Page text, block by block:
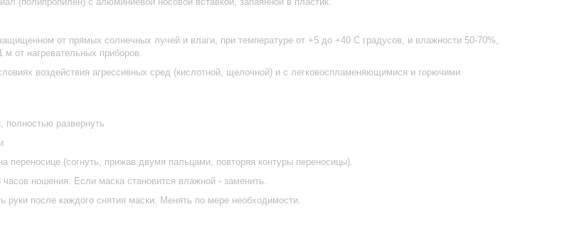
от прямых солнечных лучей и влаги, при температуре от +5 до +40 С градусов, и влажности 50-70%,
от нагревательных приборов.
воздействия агрессивных сред (кислотной, щелочной) и с легковоспламеняющимися и горючими
полностью развернуть
переносице (согнуть, прижав двумя пальцами, повторяя контуры переносицы).
ношения. Если маска становится влажной - заменить.
руки после каждого снятия маски. Менять по мере необходимости.